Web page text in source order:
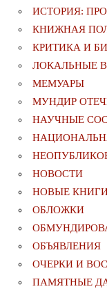
ИСТОРИЯ:
КНИЖНАЯ
КРИТИКА И
ЛОКАЛЬНЫЕ
МЕМУАРЫ
МУНДИР
НАУЧНЫЕ
НОВОСТИ
НОВЫЕ
ОБЛОЖКИ
ОБЪЯВЛЕНИЯ
ОЧЕРКИ И
ПАМЯТНЫЕ